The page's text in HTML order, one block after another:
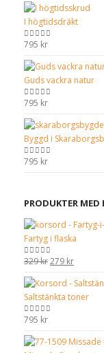
I högtidsdräkt
0out of 5
795 kr
Guds vackra natur
0out of 5
795 kr
Byggd i
0out of 5
795 kr
PRODUKTER
Fartyg i flaska
0out of 5
329kr Det
priset
var:
279 krDet
priset
är:
Saltstänkta toner
0out of 5
795 kr